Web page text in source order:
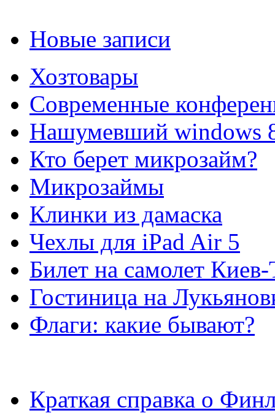
Новые записи
Хозтовары
Современные
Нашумевший windows
Кто берет микрозайм?
Микрозаймы
Клинки из дамаска
Чехлы для iPad Air 5
Билет на самолет
Гостиница на
Флаги: какие бывают?
Краткая справка о